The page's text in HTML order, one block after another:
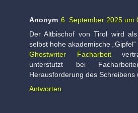
Anonym 6. September 2025 um
Der Altbischof von Tirol wird
selbst hohe akademische
Ghostwriter Facharbeit
unterstutzt bei
Herausforderung des Schreibens
Antworten